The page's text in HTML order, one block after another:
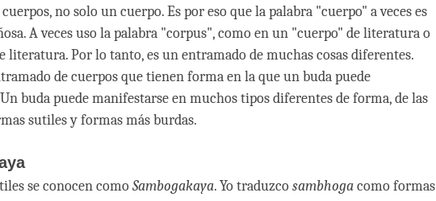
no solo un cuerpo. Es por eso que la palabra "cuerpo" a veces es
A veces uso la palabra "corpus", como en un "cuerpo" de literatura o
literatura. Por lo tanto, es un entramado de muchas cosas diferentes.
de cuerpos que tienen forma en la que un buda puede
buda puede manifestarse en muchos tipos diferentes de forma, de las
sutiles y formas más burdas.
se conocen comoSambogakaya. Yo traduzcosambhogacomo formas